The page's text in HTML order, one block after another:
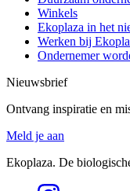
Winkels
Ekoplaza in het
Werken bij
Ondernemer
Nieuwsbrief
Ontvang inspiratie en
Meld je aan
Ekoplaza. De